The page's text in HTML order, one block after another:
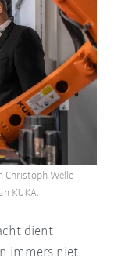
dient
immers niet
Christoph Welle
KUKA.